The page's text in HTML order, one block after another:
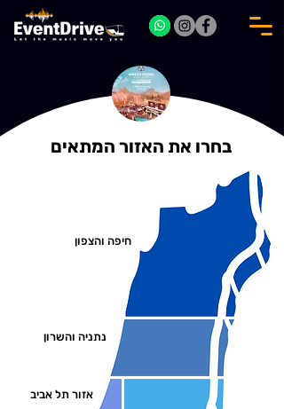
בחרו את האזור המתאים
חיפה והצפון
נתניה והשרון
אזור תל אביב